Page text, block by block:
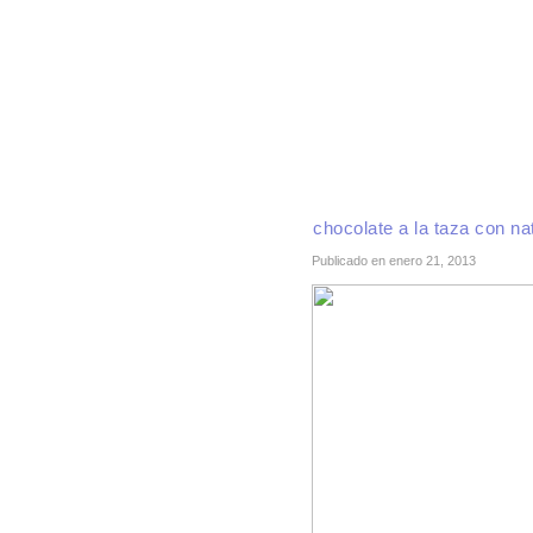
chocolate a la taza con
Publicado en enero 21, 2013